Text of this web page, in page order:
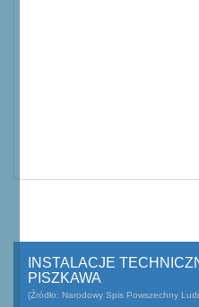
INSTALACJE
PISZKAWA
(Źródło: Narodowy Spis Powszechny